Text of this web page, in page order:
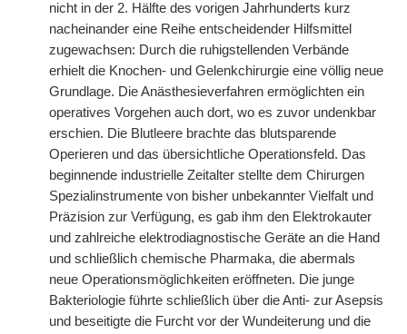
nicht in der 2. Hälfte des vorigen Jahrhunderts kurz
nacheinander eine Reihe entscheidender Hilfsmittel
zugewachsen: Durch die ruhigstellenden Verbände
erhielt die Knochen- und Gelenkchirurgie eine völlig neue
Grundlage. Die Anästhesieverfahren ermöglichten ein
operatives Vorgehen auch dort, wo es zuvor undenkbar
erschien. Die Blutleere brachte das blutsparende
Operieren und das übersichtliche Operationsfeld. Das
beginnende industrielle Zeitalter stellte dem Chirurgen
Spezialinstrumente von bisher unbekannter Vielfalt und
Präzision zur Verfügung, es gab ihm den Elektrokauter
und zahlreiche elektrodiagnostische Geräte an die Hand
und schließlich chemische Pharmaka, die abermals
neue Operationsmöglichkeiten eröffneten. Die junge
Bakteriologie führte schließlich über die Anti- zur Asepsis
und beseitigte die Furcht vor der Wundeiterung und die